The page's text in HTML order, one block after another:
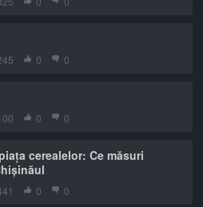
0 0
0 0
cerealelor: Ce măsuri
0 0